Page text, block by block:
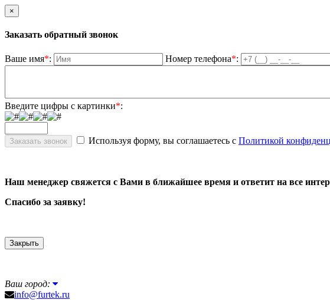
×
Заказать обратный звонок
Ваше имя*: Номер телефона*:
Введите цифры с картинки*:
Используя форму, вы соглашаетесь с Политикой
Наш менеджер свяжется с Вами в ближайшее время и ответит на все
Спасибо за заявку!
Закрыть
Ваш город:
info@furtek.ru